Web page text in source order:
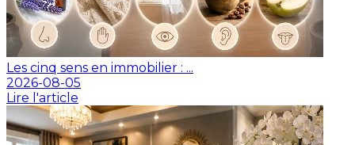
Les cinq sens en immobilier : ...
2026-08-05
Lire l'article